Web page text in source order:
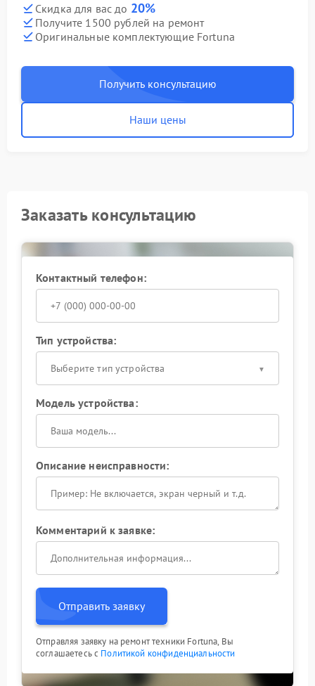
Скидка для вас до 20%
Получите 1500 рублей на ремонт
Оригинальные комплектующие Fortuna
Получить консультацию
Наши цены
Заказать консультацию
Контактный телефон:
Тип устройства:
Выберите тип устройства
Модель устройства:
Описание неисправности:
Комментарий к заявке:
Отправить заявку
Отправляя заявку на ремонт техники Fortuna, Вы
соглашаетесь с Политикой конфиденциальности